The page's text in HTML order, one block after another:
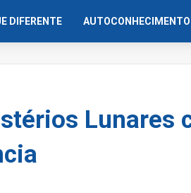
DIFERENTE
Lunares